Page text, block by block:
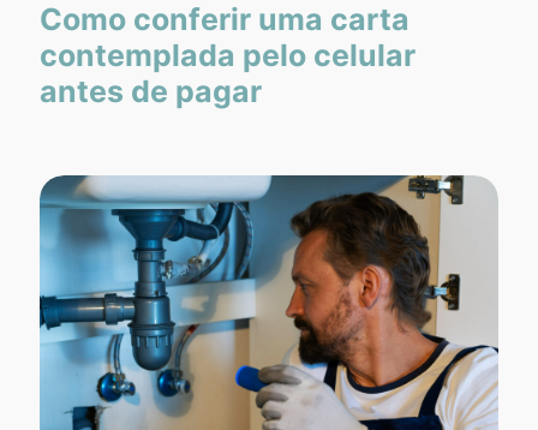
Como conferir uma carta
contemplada pelo celular
antes de pagar